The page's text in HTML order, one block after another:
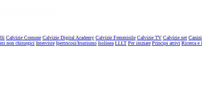
Calvizie Comune Calvizie Digital Academy Calvizie Femminile Calvizie TV Calvizie.net
non chirurgici Interviste Ipertricosi/Irsutismo Isolinea LLLT Per iniziare Principi attivi Ricerca e